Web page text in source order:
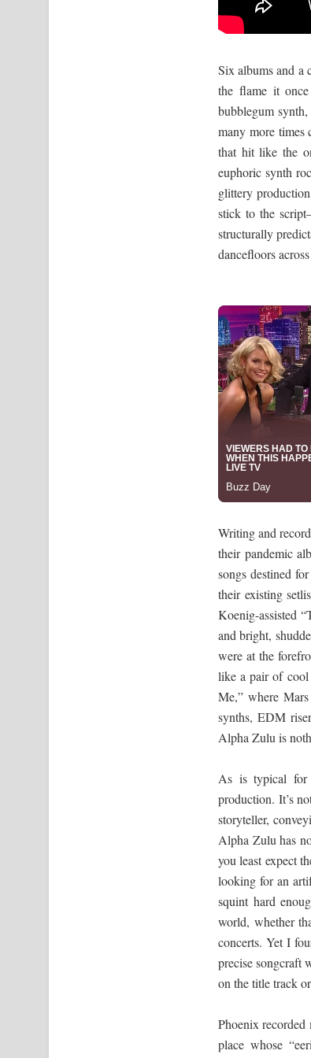
Six albums and a
the flame it
bubblegum
many more times
that hit like the
euphoric synth
glittery
stick to the
structurally
dancefloors
Writing and
their pandemic
songs destined
their existing
Koenig-assisted
and bright,
were at the
like a pair of cool
Me,” where
synths, EDM
Alpha Zulu is
As is typical for
production. It’s
storyteller,
Alpha Zulu has
you least expect
looking for an
squint hard
world, whether
concerts. Yet I
precise songcraft
on the title track
Phoenix
place whose